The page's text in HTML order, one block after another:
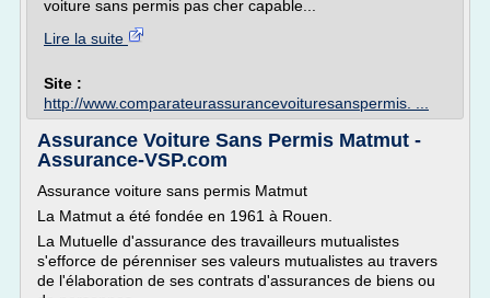
voiture sans permis pas cher capable...
Lire la suite
Site :
http://www.comparateurassurancevoituresanspermis. ...
Assurance Voiture Sans Permis Matmut -
Assurance-VSP.com
Assurance voiture sans permis Matmut
La Matmut a été fondée en 1961 à Rouen.
La Mutuelle d'assurance des travailleurs mutualistes
s'efforce de pérenniser ses valeurs mutualistes au travers
de l'élaboration de ses contrats d'assurances de biens ou